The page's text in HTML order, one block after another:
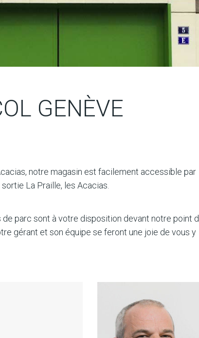
GENÈVE
notre magasin est facilement accessible par
sortie La Praille, les Acacias.
de parc sont à votre disposition devant notre point
gérant et son équipe se feront une joie de vous y